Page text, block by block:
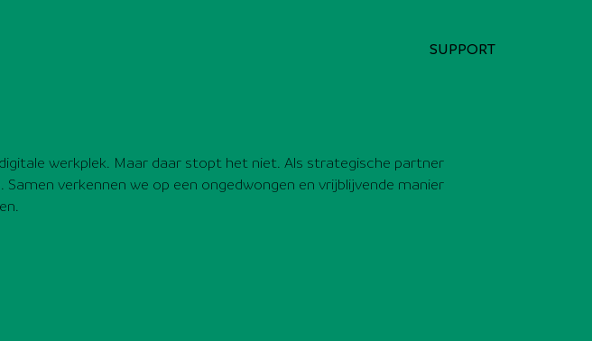
SUPPORT
werkplek. Maar daar stopt het niet. Als strategische partner
verkennen we op een ongedwongen en vrijblijvende manier